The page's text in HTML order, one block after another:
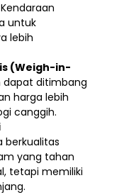
untuk
lebih
(Weigh-in-
dapat ditimbang
harga lebih
canggih.
berkualitas
yang tahan
tetapi memiliki